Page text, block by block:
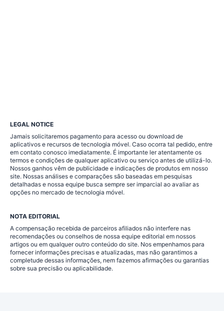
LEGAL NOTICE
Jamais solicitaremos pagamento para acesso ou download de
aplicativos e recursos de tecnologia móvel. Caso ocorra tal pedido, entre
em contato conosco imediatamente. É importante ler atentamente os
termos e condições de qualquer aplicativo ou serviço antes de utilizá-lo.
Nossos ganhos vêm de publicidade e indicações de produtos em nosso
site. Nossas análises e comparações são baseadas em pesquisas
detalhadas e nossa equipe busca sempre ser imparcial ao avaliar as
opções no mercado de tecnologia móvel.
NOTA EDITORIAL
A compensação recebida de parceiros afiliados não interfere nas
recomendações ou conselhos de nossa equipe editorial em nossos
artigos ou em qualquer outro conteúdo do site. Nos empenhamos para
fornecer informações precisas e atualizadas, mas não garantimos a
completude dessas informações, nem fazemos afirmações ou garantias
sobre sua precisão ou aplicabilidade.